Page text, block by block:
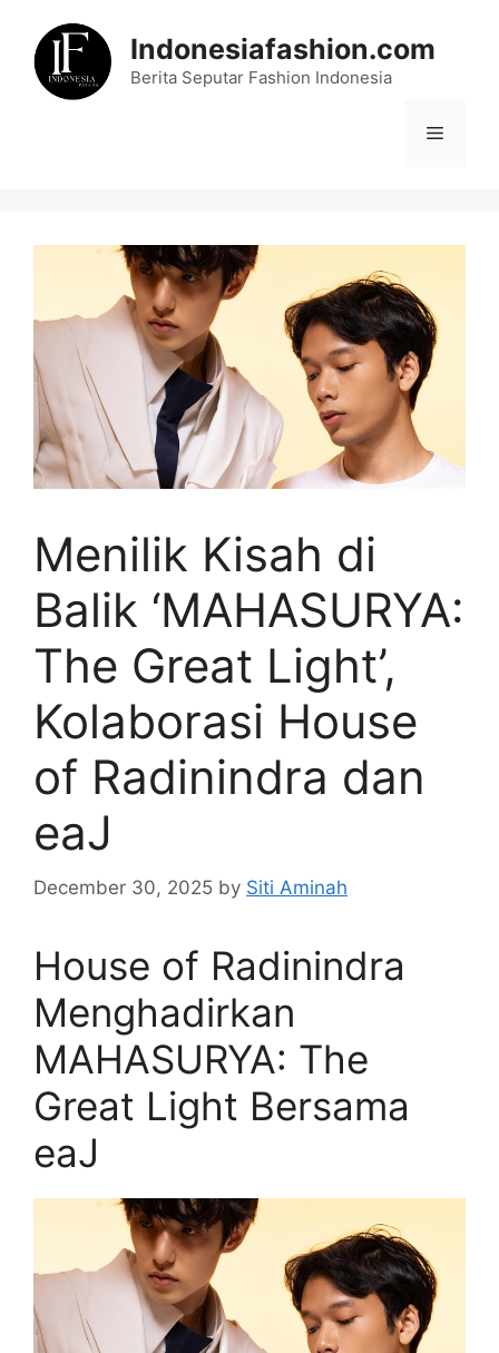
content
Indonesiafashion.com
Berita Seputar Fashion Indonesia
Menu
Menilik Kisah di
Balik ‘MAHASURYA:
The Great Light’,
Kolaborasi House
of Radinindra dan
eaJ
December 30, 2025 by Siti Aminah
House of Radinindra
Menghadirkan
MAHASURYA: The
Great Light Bersama
eaJ